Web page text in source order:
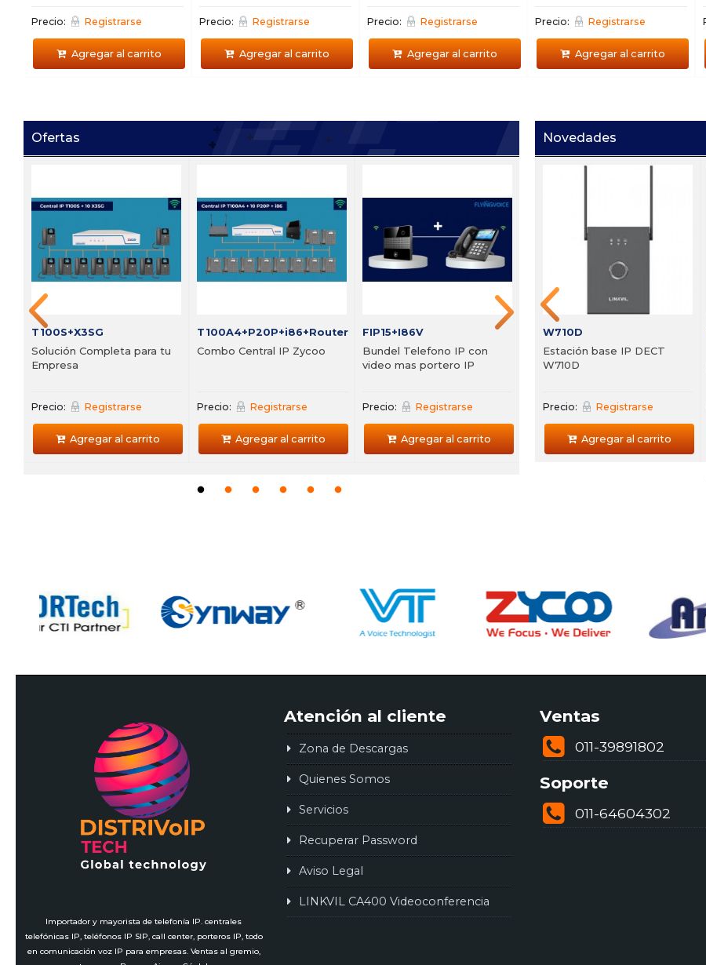
Precio: Registrarse
Agregar al carrito
Precio: Registrarse
Agregar al carrito
Precio: Registrarse
Agregar al carrito
Precio: Registrarse
Agregar al carrito
Ofertas
T100S+X3SG
Solución Completa para tu
Empresa
Precio: Registrarse
Agregar al carrito
T100A4+P20P+i86+Router
Combo Central IP Zycoo
Precio: Registrarse
Agregar al carrito
FIP15+I86V
Bundel Telefono IP con
video mas portero IP
Precio: Registrarse
Agregar al carrito
i63+I53
Precio: Registrarse
Agregar al carrito
Novedades
Video Portero IP
antivandalico Zycoo Ei-V05
Precio: Registrarse
Portero IP antivandalico de
dos botones Zycoo Ei-D05
Precio: Registrarse
Portero IP con sensor de
Precio: Registrarse
W710D
Estación base IP DECT
W710D
Precio: Registrarse
Agregar al carrito
Importador y mayorista de telefonía IP. centrales
telefónicas IP, teléfonos IP SIP, call center, porteros IP, todo
en comunicación voz IP para empresas. Ventas al gremio,
Atención al cliente
Zona de Descargas
Quienes Somos
Servicios
Recuperar Password
Aviso Legal
LINKVIL CA400 Videoconferencia
Ventas
011-39891802
Soporte
011-64604302